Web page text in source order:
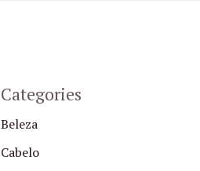
Categories
Beleza
Cabelo